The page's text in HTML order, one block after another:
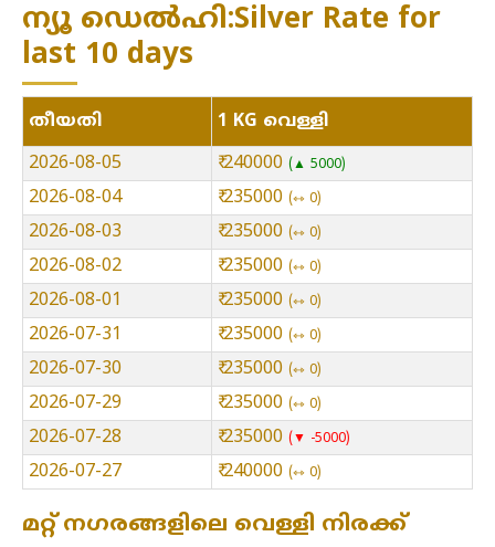
ന്യൂ ഡെൽഹി:Silver Rate for
last 10 days
തീയതി
1 KG വെള്ളി
2026-08-05
₹ 240000 ▲ 5000
2026-08-04 ₹ 235000 ⇿ 0
2026-08-03 ₹ 235000 ⇿ 0
2026-08-02 ₹ 235000 ⇿ 0
2026-08-01 ₹ 235000 ⇿ 0
2026-07-31 ₹ 235000 ⇿ 0
2026-07-30 ₹ 235000 ⇿ 0
2026-07-29 ₹ 235000 ⇿ 0
2026-07-28 ₹ 235000 ▼ -5000
2026-07-27 ₹ 240000 ⇿ 0
മറ്റ് നഗരങ്ങളിലെ വെള്ളി നിരക്ക്